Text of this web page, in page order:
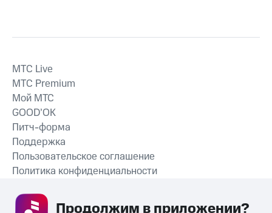
СКАЧАТЬ ПРИЛОЖЕНИЕ
MTС Live
MTС Premium
Мой МТС
GOOD’OK
Питч-форма
Поддержка
Пользовательское соглашение
Политика конфиденциальности